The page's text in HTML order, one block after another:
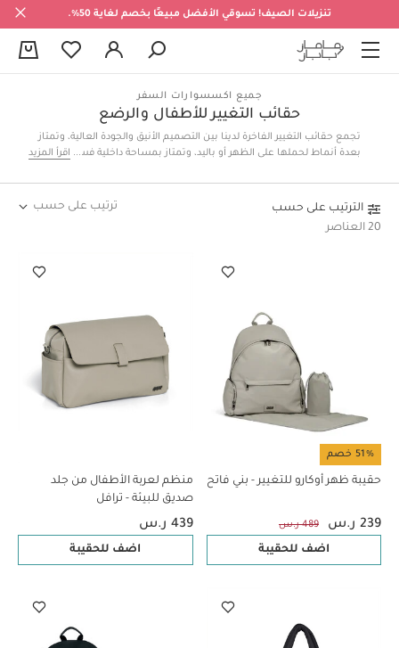
تنزيلات الصيف! تسوقي الأفضل مبيعًا بخصم لغاية 50%.
جميع اكسسوارات السفر
حقائب التغيير للأطفال والرضع
تجمع حقائب التغيير الفاخرة لدينا بين التصميم الأنيق والجودة العالية، وتمتاز
بعدة أنماط لحملها على الظهر أو باليد، وتمتاز بمساحة داخلية فسيحة بعدة
الماركات العالمية.
اقرأ المزيد
الترتيب على حسب
20 العناصر
ترتيب على حسب
51% خصم
حقيبة ظهر أوكارو للتغيير - بني فاتح
239 ر.س 489 ر.س
اضف للحقيبة
منظم لعربة الأطفال من جلد
صديق للبيئة - ترافل
439 ر.س
اضف للحقيبة